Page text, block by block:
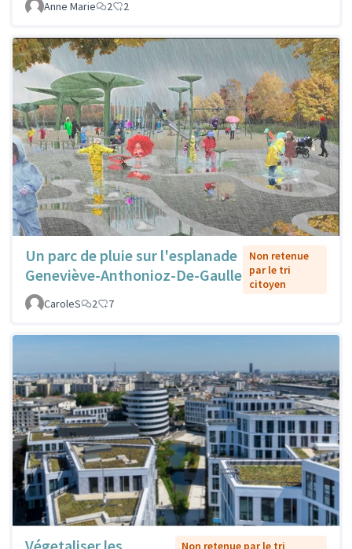
Anne Marie 2 2
Un parc de pluie sur l'esplanade
Geneviève-Anthonioz-De-Gaulle
Non retenue
par le tri
citoyen
CaroleS
2 7
Non retenue par le tri